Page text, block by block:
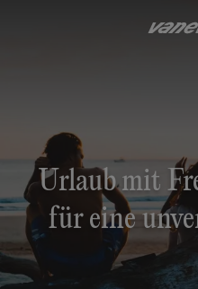
Urlaub mit
für eine